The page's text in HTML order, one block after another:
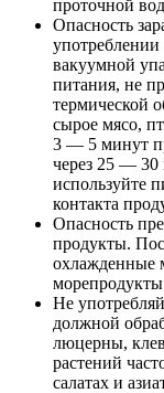
проточной
Опасность
вакуумной
питания, не
термической
сырое мясо,
3 — 5 минут
через 25 — 30
используйте
контакта
Опасность
продукты.
охлажденные
морепродукты
Не
должной
люцерны,
растений
салатах и